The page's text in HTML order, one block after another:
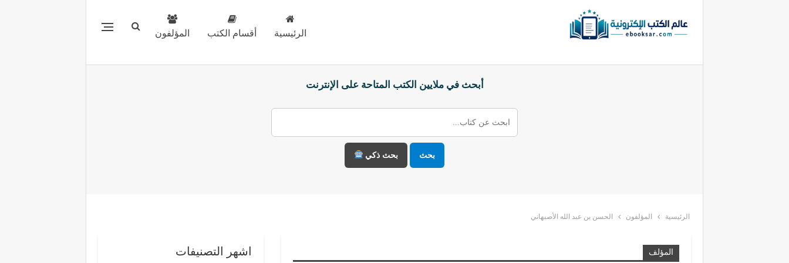
الرئيسية أقسام الكتب المؤلفون
أبحث في ملايين الكتب المتاحة على الإنترنت
بحث بحث ذكي
الرئيسية المؤلفون الحسن بن عبد الله الأصبهاني
المؤلف اشهر التصنيفات